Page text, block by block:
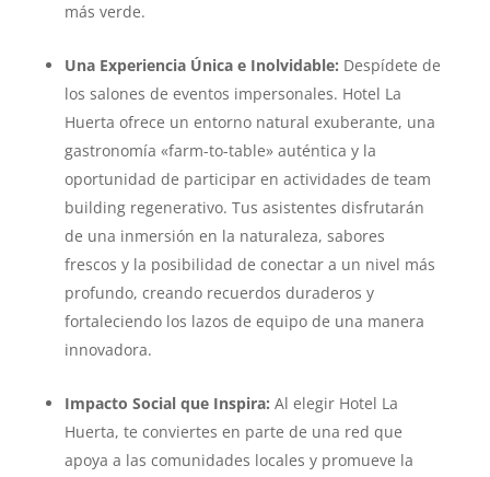
más verde.
Una Experiencia Única e Inolvidable: Despídete de
los salones de eventos impersonales. Hotel La
Huerta ofrece un entorno natural exuberante, una
gastronomía «farm-to-table» auténtica y la
oportunidad de participar en actividades de team
building regenerativo. Tus asistentes disfrutarán
de una inmersión en la naturaleza, sabores
frescos y la posibilidad de conectar a un nivel más
profundo, creando recuerdos duraderos y
fortaleciendo los lazos de equipo de una manera
innovadora.
Impacto Social que Inspira: Al elegir Hotel La
Huerta, te conviertes en parte de una red que
apoya a las comunidades locales y promueve la